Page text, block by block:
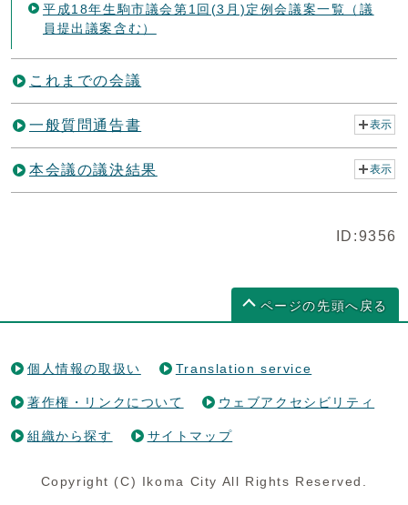
平成18年生駒市議会第1回(3月)定例会議案一覧（議
員提出議案含む）
これまでの会議
一般質問通告書 表示
本会議の議決結果 表示
ID:9356
ページの先頭へ戻る
個人情報の取扱い Translation service
著作権・リンクについて ウェブアクセシビリティ
組織から探す サイトマップ
Copyright (C) Ikoma City All Rights Reserved.